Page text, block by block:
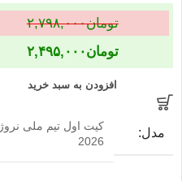
تومان۲,۷۹۸,۰۰۰
تومان۲,۴۹۵,۰۰۰
افزودن به سبد خرید
مدل
کیت اول تیم ملی نروژ
2026